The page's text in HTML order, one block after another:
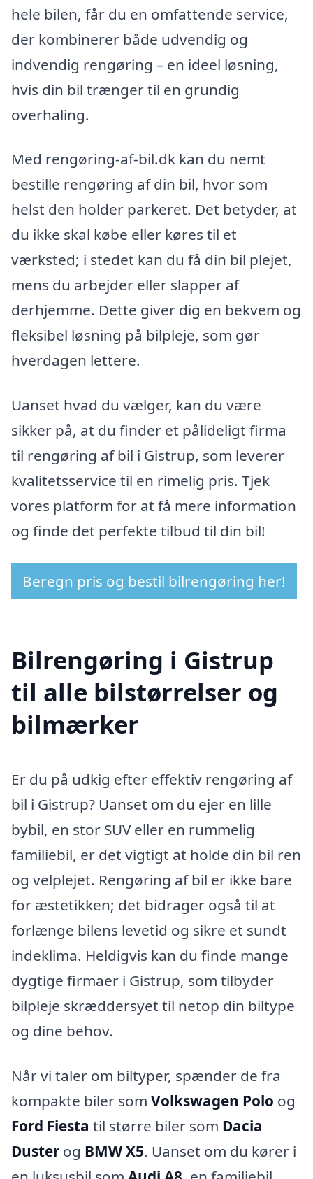
hele bilen, får du en omfattende service,
der kombinerer både udvendig og
indvendig rengøring – en ideel løsning,
hvis din bil trænger til en grundig
overhaling.
Med rengøring-af-bil.dk kan du nemt
bestille rengøring af din bil, hvor som
helst den holder parkeret. Det betyder, at
du ikke skal købe eller køres til et
værksted; i stedet kan du få din bil plejet,
mens du arbejder eller slapper af
derhjemme. Dette giver dig en bekvem og
fleksibel løsning på bilpleje, som gør
hverdagen lettere.
Uanset hvad du vælger, kan du være
sikker på, at du finder et pålideligt firma
til rengøring af bil i Gistrup, som leverer
kvalitetsservice til en rimelig pris. Tjek
vores platform for at få mere information
og finde det perfekte tilbud til din bil!
Beregn pris og bestil bilrengøring her!
Bilrengøring i Gistrup
til alle bilstørrelser og
bilmærker
Er du på udkig efter effektiv rengøring af
bil i Gistrup? Uanset om du ejer en lille
bybil, en stor SUV eller en rummelig
familiebil, er det vigtigt at holde din bil ren
og velplejet. Rengøring af bil er ikke bare
for æstetikken; det bidrager også til at
forlænge bilens levetid og sikre et sundt
indeklima. Heldigvis kan du finde mange
dygtige firmaer i Gistrup, som tilbyder
bilpleje skræddersyet til netop din biltype
og dine behov.
Når vi taler om biltyper, spænder de fra
kompakte biler som Volkswagen Polo og
Ford Fiesta til større biler som Dacia
Duster og BMW X5. Uanset om du kører i